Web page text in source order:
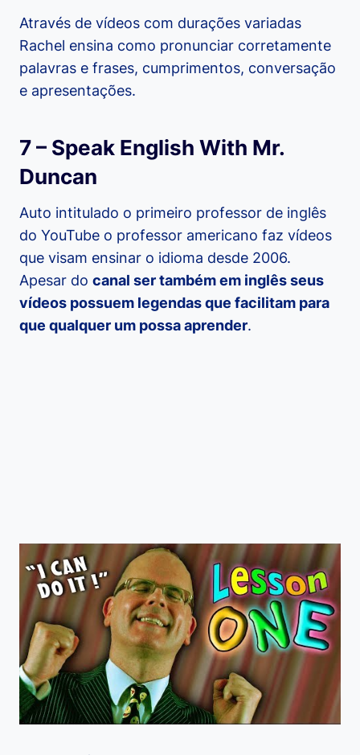
Através de vídeos com durações variadas
Rachel ensina como pronunciar corretamente
palavras e frases, cumprimentos, conversação
e apresentações.
7 – Speak English With Mr.
Duncan
Auto intitulado o primeiro professor de inglês
do YouTube o professor americano faz vídeos
que visam ensinar o idioma desde 2006.
Apesar do canal ser também em inglês seus
vídeos possuem legendas que facilitam para
que qualquer um possa aprender.